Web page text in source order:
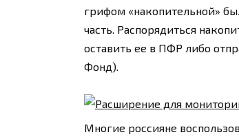
грифом «накопительной»
часть. Распорядиться
оставить ее в ПФР либо
Фонд).
Многие россияне